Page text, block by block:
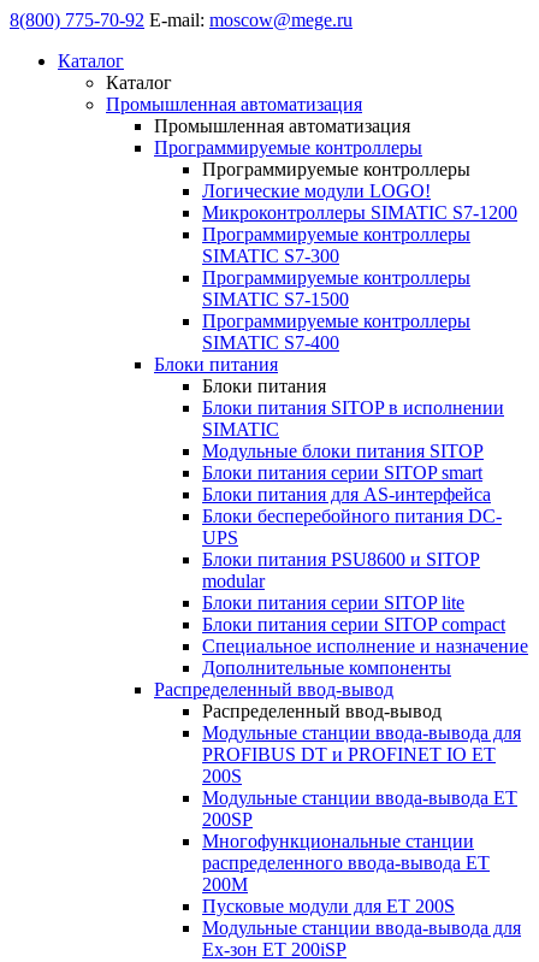
8(800) 775-70-92 E-mail: moscow@mege.ru
Каталог
Каталог
Промышленная автоматизация
Промышленная автоматизация
Программируемые контроллеры
Программируемые контроллеры
Логические модули LOGO!
Микроконтроллеры SIMATIC S7-1200
Программируемые контроллеры
SIMATIC S7-300
Программируемые контроллеры
SIMATIC S7-1500
Программируемые контроллеры
SIMATIC S7-400
Блоки питания
Блоки питания
Блоки питания SITOP в исполнении
SIMATIC
Модульные блоки питания SITOP
Блоки питания серии SITOP smart
Блоки питания для AS-интерфейса
Блоки бесперебойного питания DC-
UPS
Блоки питания PSU8600 и SITOP
modular
Блоки питания серии SITOP lite
Блоки питания серии SITOP compact
Специальное исполнение и назначение
Дополнительные компоненты
Распределенный ввод-вывод
Распределенный ввод-вывод
Модульные станции ввода-вывода для
PROFIBUS DT и PROFINET IO ET
200S
Модульные станции ввода-вывода ET
200SP
Многофункциональные станции
распределенного ввода-вывода ET
200M
Пусковые модули для ET 200S
Модульные станции ввода-вывода для
Ex-зон ET 200iSP